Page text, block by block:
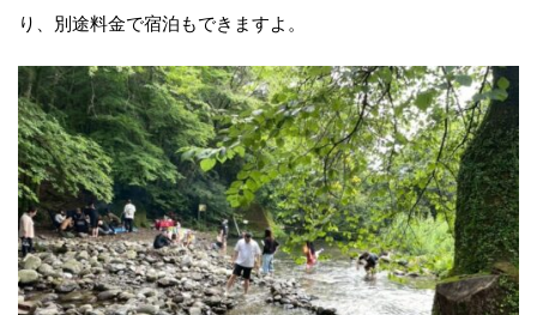
り、別途料金で宿泊もできますよ。